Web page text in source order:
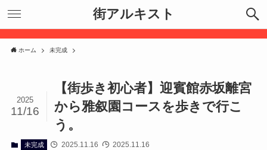
街アルキスト
ホーム 未完成
【街歩き初心者】迎賓館赤坂離宮
から雅叙園コースを歩きで行こ
う。
2025
11/16
未完成 2025.11.16 2025.11.16